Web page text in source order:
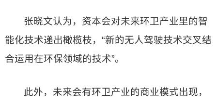
张晓文认为，资本会对未来环卫产业里的智
能化技术递出橄榄枝，“新的无人驾驶技术交叉结
合运用在环保领域的技术”。
此外，未来会有环卫产业的商业模式出现，